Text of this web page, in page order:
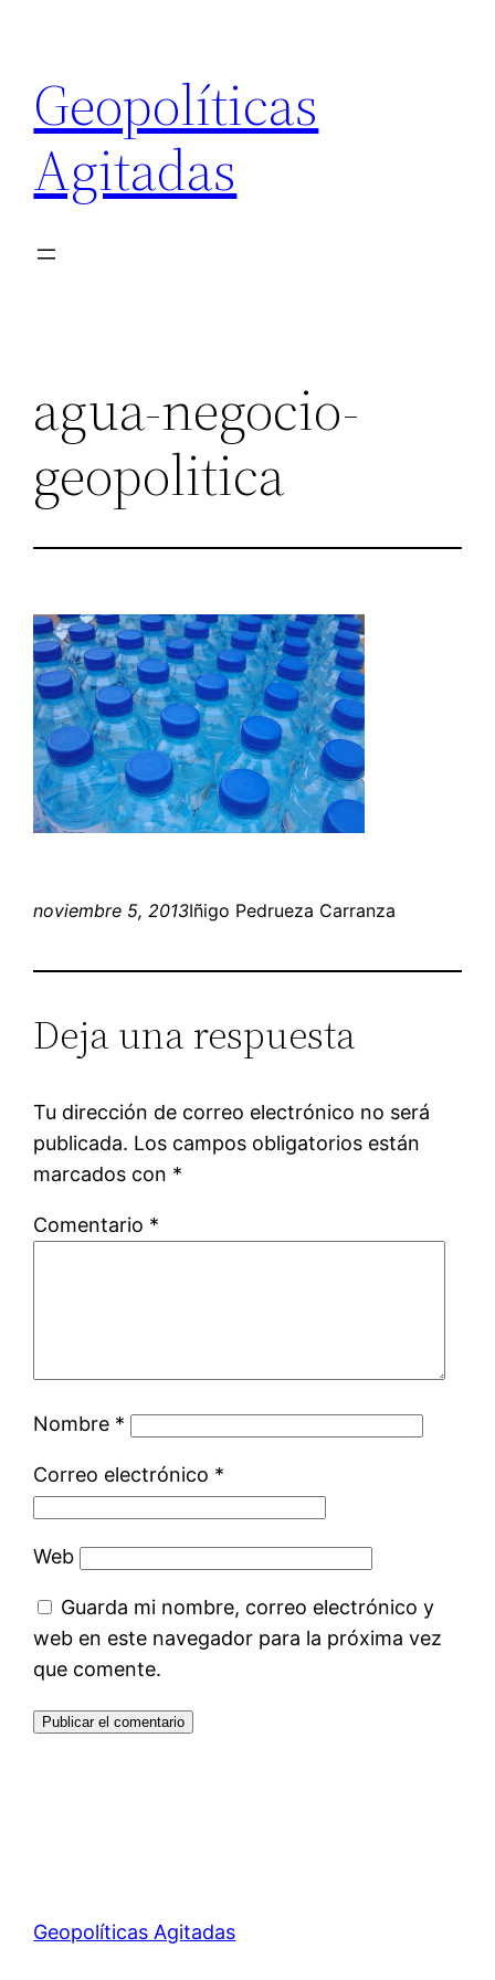
contenido
Geopolíticas
Agitadas
agua-negocio-
geopolitica
noviembre 5, 2013Iñigo Pedrueza Carranza
Deja una respuesta
Tu dirección de correo electrónico no será
publicada. Los campos obligatorios están
marcados con *
Comentario *
Nombre *
Correo electrónico *
Web
Guarda mi nombre, correo electrónico y
web en este navegador para la próxima vez
que comente.
Geopolíticas Agitadas